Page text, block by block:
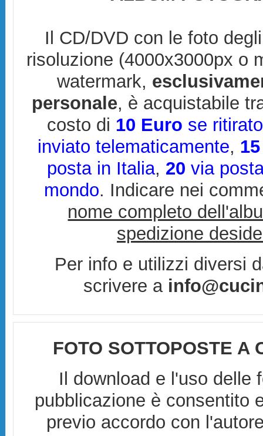
Il CD/DVD con le foto
risoluzione (4000x3000px o
watermark,
personale, è acquistabile
costo di 10 Euro se
inviato telematicamente, 15
posta in Italia, 20 via
mondo. Indicare nei
nome completo
spedizione
Per info e utilizzi diversi
scrivere a
FOTO SOTTOPOSTE A
Il download e l'uso delle
pubblicazione è consentito
previo accordo con